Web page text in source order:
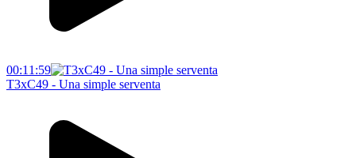
00:11:59
T3xC49 - Una simple serventa